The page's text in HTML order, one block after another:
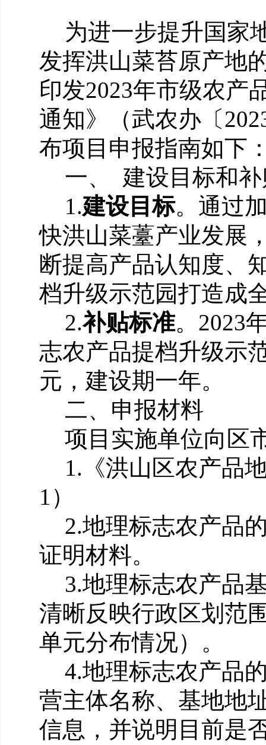
为进一步提升国家
发挥洪山菜苔原产地
印发2023年市级农产
通知》（武农办 〔2
布项目申报指南如下
一、 建设目标和
1.建设目标。 通过
快洪山菜薹产业发展
断提高产品认知度、
档升级示范园打造成
2.补贴标准。 2023
志农产品提档升级示
元，建设期一年。
二、申报材料
项目实施单位向区
1.《洪山区农产品
1）
2.地理标志农产品
证明材料。
3.地理标志农产品
清晰反映行政区划范
单元分布情况）。
4.地理标志农产品
营主体名称、基地地
信息，并说明目前是